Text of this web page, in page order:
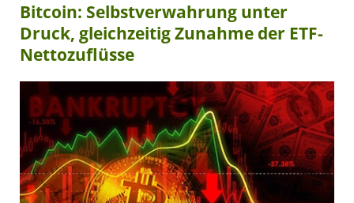
Bitcoin: Selbstverwahrung unter
Druck, gleichzeitig Zunahme der ETF-
Nettozuflüsse